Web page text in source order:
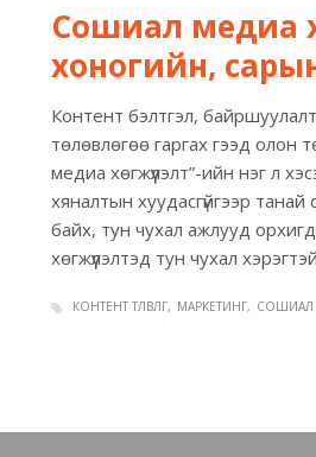
Сошиал медиа
хоногийн,
Контент бэлтгэл,
төлөвлөгөө гаргах гээд олон
медиа хөгжүүлэлт”-ийн нэг л
хяналтын хуудасгүйгээр танай
байх, тун чухал ажлууд
хөгжүүлэлтэд тун чухал
КОНТЕНТ ТӨЛӨВЛӨГӨӨ МАРКЕТИНГ СОШИАЛ